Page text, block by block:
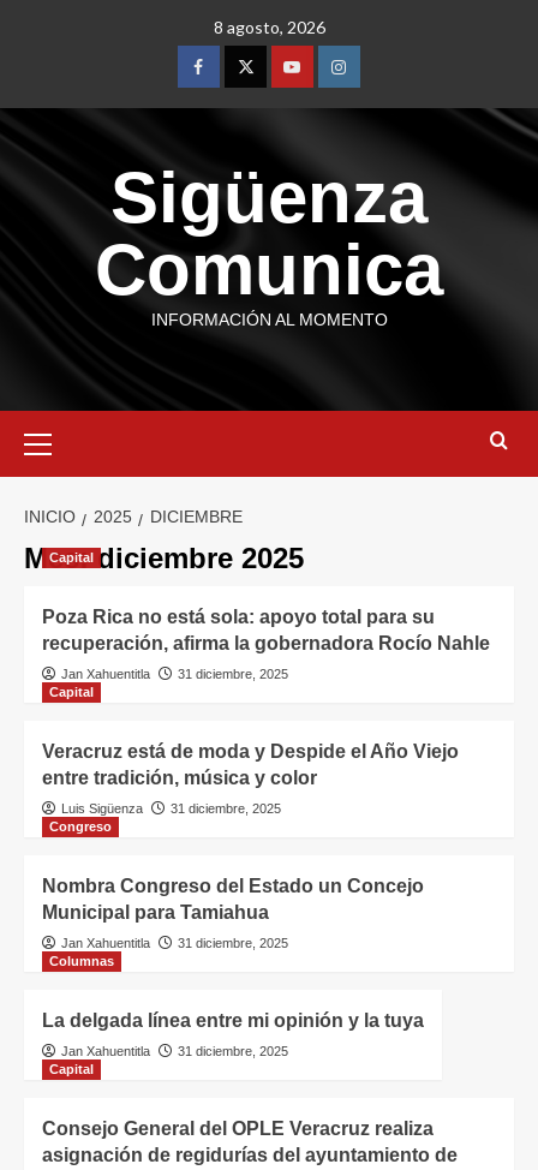
8 agosto, 2026
Sigüenza
Comunica
INFORMACIÓN AL MOMENTO
INICIO 2025 DICIEMBRE
Mes:diciembre 2025
Capital
Poza Rica no está sola: apoyo total para su
recuperación, afirma la gobernadora Rocío Nahle
Jan Xahuentitla
31 diciembre, 2025
Capital
Veracruz está de moda y Despide el Año Viejo
entre tradición, música y color
Luis Sigüenza
31 diciembre, 2025
Congreso
Nombra Congreso del Estado un Concejo
Municipal para Tamiahua
Jan Xahuentitla
31 diciembre, 2025
Columnas
La delgada línea entre mi opinión y la tuya
Jan Xahuentitla
31 diciembre, 2025
Capital
Consejo General del OPLE Veracruz realiza
asignación de regidurías del ayuntamiento de